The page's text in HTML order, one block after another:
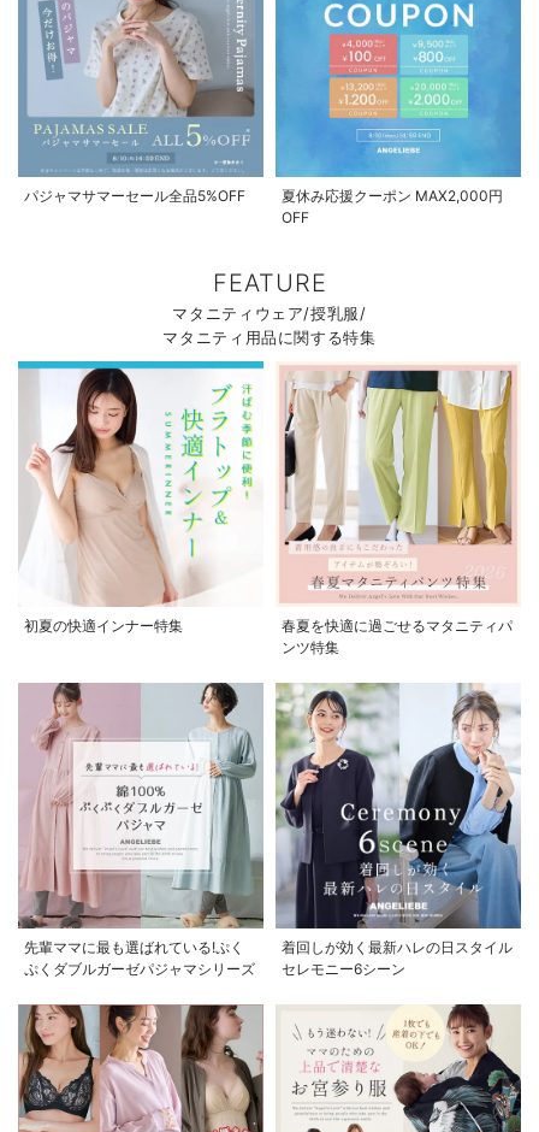
パジャマサマーセール全品5%OFF
夏休み応援クーポン MAX2,000円
OFF
FEATURE
マタニティウェア/授乳服/
マタニティ用品に関する特集
初夏の快適インナー特集
春夏を快適に過ごせるマタニティパ
ンツ特集
先輩ママに最も選ばれている!ぷく
ぷくダブルガーゼパジャマシリーズ
着回しが効く最新ハレの日スタイル
セレモニー6シーン